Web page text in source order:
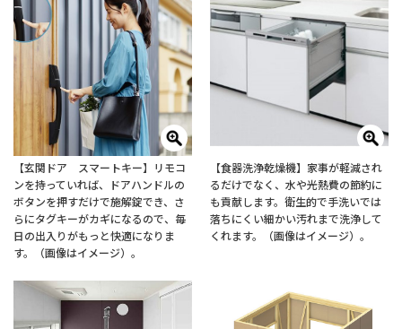
【玄関ドア スマートキー】リモコ
ンを持っていれば、ドアハンドルの
ボタンを押すだけで施解錠でき、さ
らにタグキーがカギになるので、毎
日の出入りがもっと快適になりま
す。（画像はイメージ）。
【食器洗浄乾燥機】家事が軽減され
るだけでなく、水や光熱費の節約に
も貢献します。衛生的で手洗いでは
落ちにくい細かい汚れまで洗浄して
くれます。（画像はイメージ）。